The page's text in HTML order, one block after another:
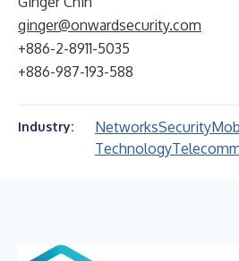
ginger@onwardsecurity.com
+886-2-8911-5035
+886-987-193-588
Industry: NetworksSecurity
Technology